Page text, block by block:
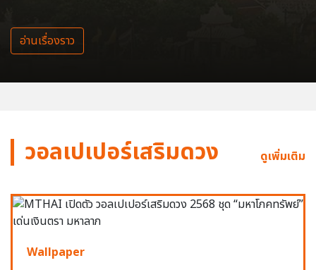
อ่านเรื่องราว
วอลเปเปอร์เสริมดวง ดูเพิ่มเติม
Wallpaper